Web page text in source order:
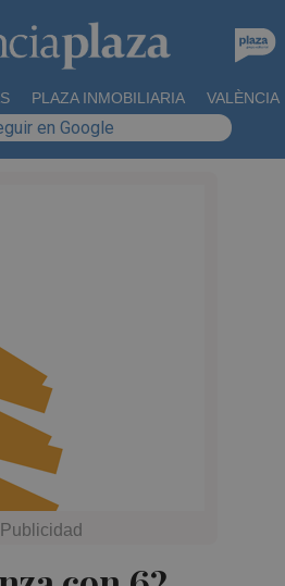
PLAZA INMOBILIARIA VALÈNCIA
en Google